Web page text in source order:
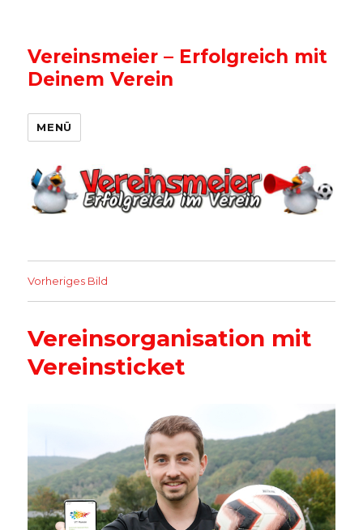
Vereinsmeier – Erfolgreich mit
Deinem Verein
MENÜ
Vorheriges Bild
Vereinsorganisation mit
Vereinsticket